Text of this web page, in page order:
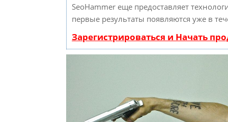
SeoHammer еще предоставляет
первые результаты появляются уже в
Зарегистрироваться и Начать